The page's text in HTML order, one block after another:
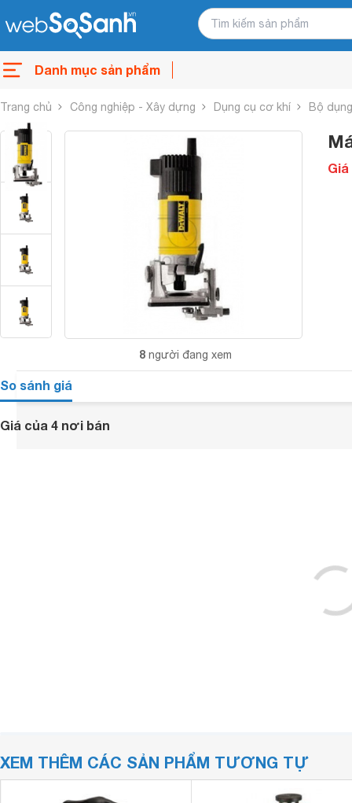
Danh mục sản phẩm
Trang chủ Công nghiệp - Xây dựng Dụng cụ cơ khí Bộ
8 người đang xem
Giá
So sánh giá
Giá của 4 nơi bán
XEM THÊM CÁC SẢN PHẨM TƯƠNG TỰ